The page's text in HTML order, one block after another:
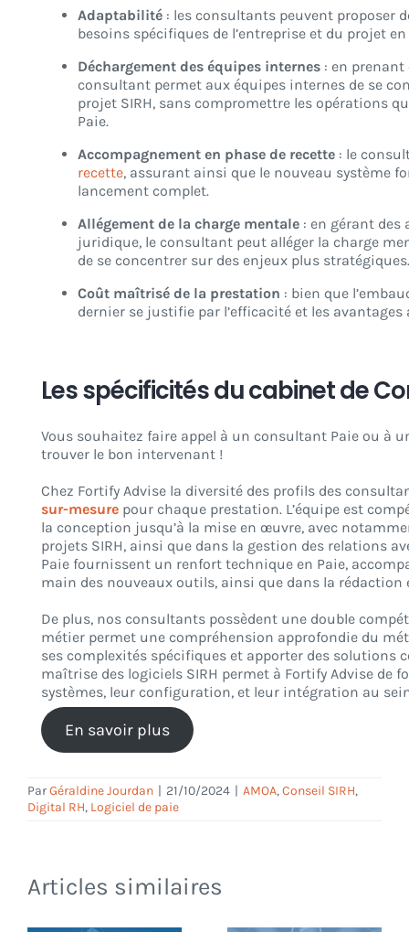
Adaptabilité : les consultants peuvent proposer
besoins spécifiques de l’entreprise et du projet
Déchargement des équipes internes : en prenant
consultant permet aux équipes internes de se
projet SIRH, sans compromettre les opérations
Paie.
Accompagnement en phase de recette : le
recette, assurant ainsi que le nouveau système
lancement complet.
Allégement de la charge mentale : en gérant des
juridique, le consultant peut alléger la charge
de se concentrer sur des enjeux plus stratégiques.
Coût maîtrisé de la prestation : bien que
dernier se justifie par l’efficacité et les
Les spécificités du cabinet de
Vous souhaitez faire appel à un consultant Paie ou à
trouver le bon intervenant !
Chez Fortify Advise la diversité des profils des
sur-mesure pour chaque prestation. L’équipe est
la conception jusqu’à la mise en œuvre, avec
projets SIRH, ainsi que dans la gestion des relations
Paie fournissent un renfort technique en Paie,
main des nouveaux outils, ainsi que dans la rédaction
De plus, nos consultants possèdent une double
métier permet une compréhension approfondie du
ses complexités spécifiques et apporter des solutions
maîtrise des logiciels SIRH permet à Fortify Advise de
systèmes, leur configuration, et leur intégration au
En savoir plus
ParGéraldine Jourdan | 21/10/2024 | AMOA,Conseil SIRH,
Digital RH, Logiciel de paie
Articles similaires